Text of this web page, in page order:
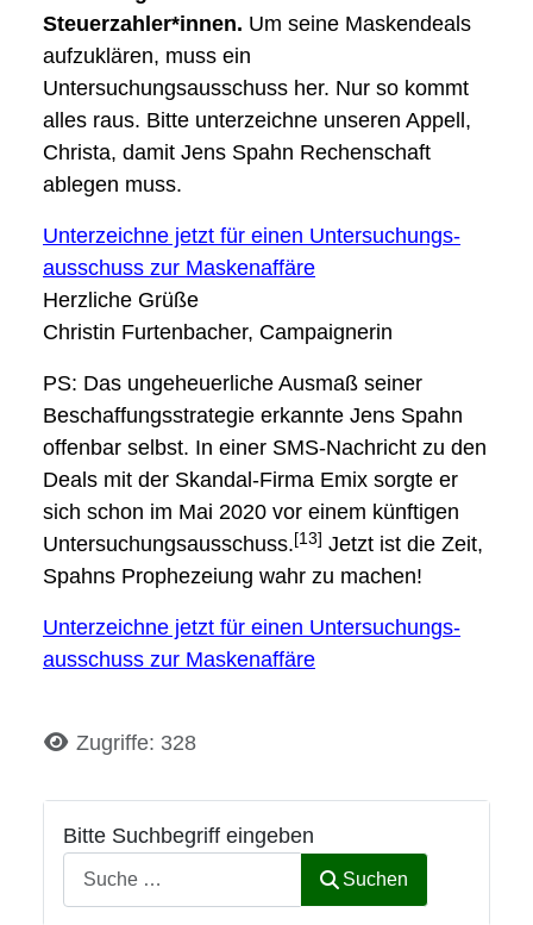
Bitte Suchbegriff eingeben
Suchen
Steuerzahler*innen. Um seine Maskendeals
aufzuklären, muss ein
Untersuchungsausschuss her. Nur so kommt
alles raus. Bitte unterzeichne unseren Appell,
Christa, damit Jens Spahn Rechenschaft
ablegen muss.
Unterzeichne jetzt für einen Untersuchungs­
ausschuss zur Maskenaffäre
Herzliche Grüße
Christin Furtenbacher, Campaignerin
PS: Das ungeheuerliche Ausmaß seiner
Beschaffungsstrategie erkannte Jens Spahn
offenbar selbst. In einer SMS-Nachricht zu den
Deals mit der Skandal-Firma Emix sorgte er
sich schon im Mai 2020 vor einem künftigen
Untersuchungsausschuss.[13] Jetzt ist die Zeit,
Spahns Prophezeiung wahr zu machen!
Unterzeichne jetzt für einen Untersuchungs­
ausschuss zur Maskenaffäre
DetailsZugriffe: 328